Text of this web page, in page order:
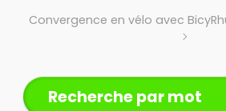
Convergence en vélo avec
Recherche par mot